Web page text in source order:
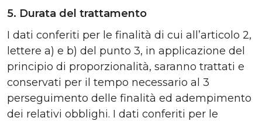
5. Durata del trattamento
I dati conferiti per le finalità di cui all’articolo 2,
lettere a) e b) del punto 3, in applicazione del
principio di proporzionalità, saranno trattati e
conservati per il tempo necessario al 3
perseguimento delle finalità ed adempimento
dei relativi obblighi. I dati conferiti per le